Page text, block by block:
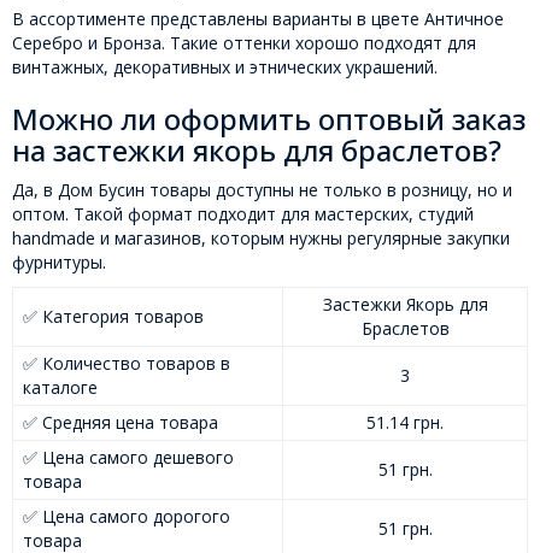
В ассортименте представлены варианты в цвете Античное
Серебро и Бронза. Такие оттенки хорошо подходят для
винтажных, декоративных и этнических украшений.
Можно ли оформить оптовый заказ
на застежки якорь для браслетов?
Да, в Дом Бусин товары доступны не только в розницу, но и
оптом. Такой формат подходит для мастерских, студий
handmade и магазинов, которым нужны регулярные закупки
фурнитуры.
✅ Категория товаров
Застежки Якорь для
Браслетов
✅ Количество товаров в
каталоге
3
✅ Средняя цена товара
51.14 грн.
✅ Цена самого дешевого
товара
51 грн.
✅ Цена самого дорогого
товара
51 грн.